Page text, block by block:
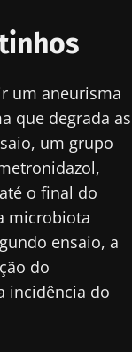
um aneurisma
que degrada as
um grupo
o final do
microbiota
ensaio, a
do
incidência do